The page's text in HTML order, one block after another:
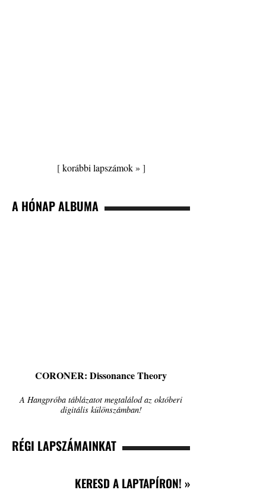
[korábbi lapszámok » ]
A HÓNAP ALBUMA
CORONER: Dissonance Theory
A Hangpróba táblázatot megtalálod az októberi
digitális különszámban!
RÉGI LAPSZÁMAINKAT
KERESD A LAPTAPÍRON! »